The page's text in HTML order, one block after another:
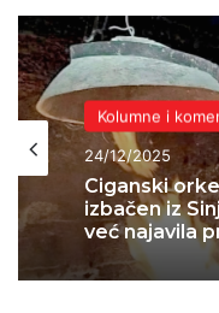
Kolumne i
24/12/2025
Humor
05/12/2025
Drama na
Antifa
profesor
ljepša od njih